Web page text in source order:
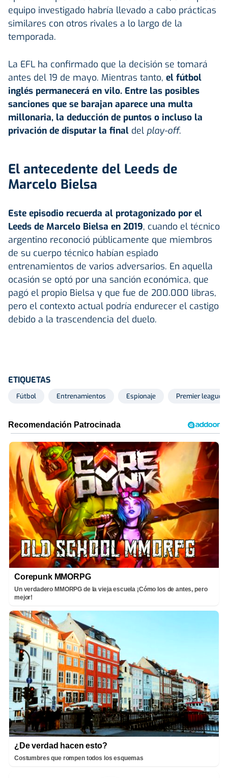
equipo investigado habría llevado a cabo prácticas
similares con otros rivales a lo largo de la
temporada.
La EFL ha confirmado que la decisión se tomará
antes del 19 de mayo. Mientras tanto, el fútbol
inglés permanecerá en vilo. Entre las posibles
sanciones que se barajan aparece una multa
millonaria, la deducción de puntos o incluso la
privación de disputar la final del play-off.
El antecedente del Leeds de
Marcelo Bielsa
Este episodio recuerda al protagonizado por el
Leeds de Marcelo Bielsa en 2019, cuando el técnico
argentino reconoció públicamente que miembros
de su cuerpo técnico habían espiado
entrenamientos de varios adversarios. En aquella
ocasión se optó por una sanción económica, que
pagó el propio Bielsa y que fue de 200.000 libras,
pero el contexto actual podría endurecer el castigo
debido a la trascendencia del duelo.
ETIQUETAS
Fútbol Entrenamientos Espionaje Premier league
Corepunk MMORPG
Un verdadero MMORPG de la vieja escuela ¡Cómo los de antes, pero
mejor!
¿De verdad hacen esto?
Costumbres que rompen todos los esquemas